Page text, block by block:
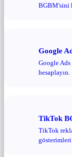
BGBM'sini
Google
Google
hesaplayın.
TikTok
TikTok
gösterimleri